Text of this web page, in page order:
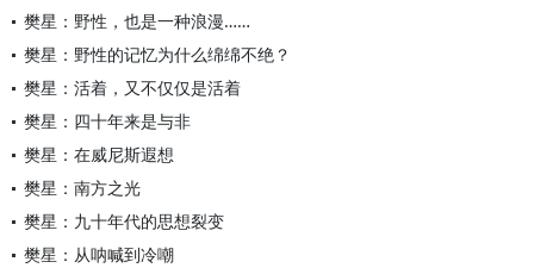
樊星：野性，也是一种浪漫……
樊星：野性的记忆为什么绵绵不绝？
樊星：活着，又不仅仅是活着
樊星：四十年来是与非
樊星：在威尼斯遐想
樊星：南方之光
樊星：九十年代的思想裂变
樊星：从呐喊到冷嘲